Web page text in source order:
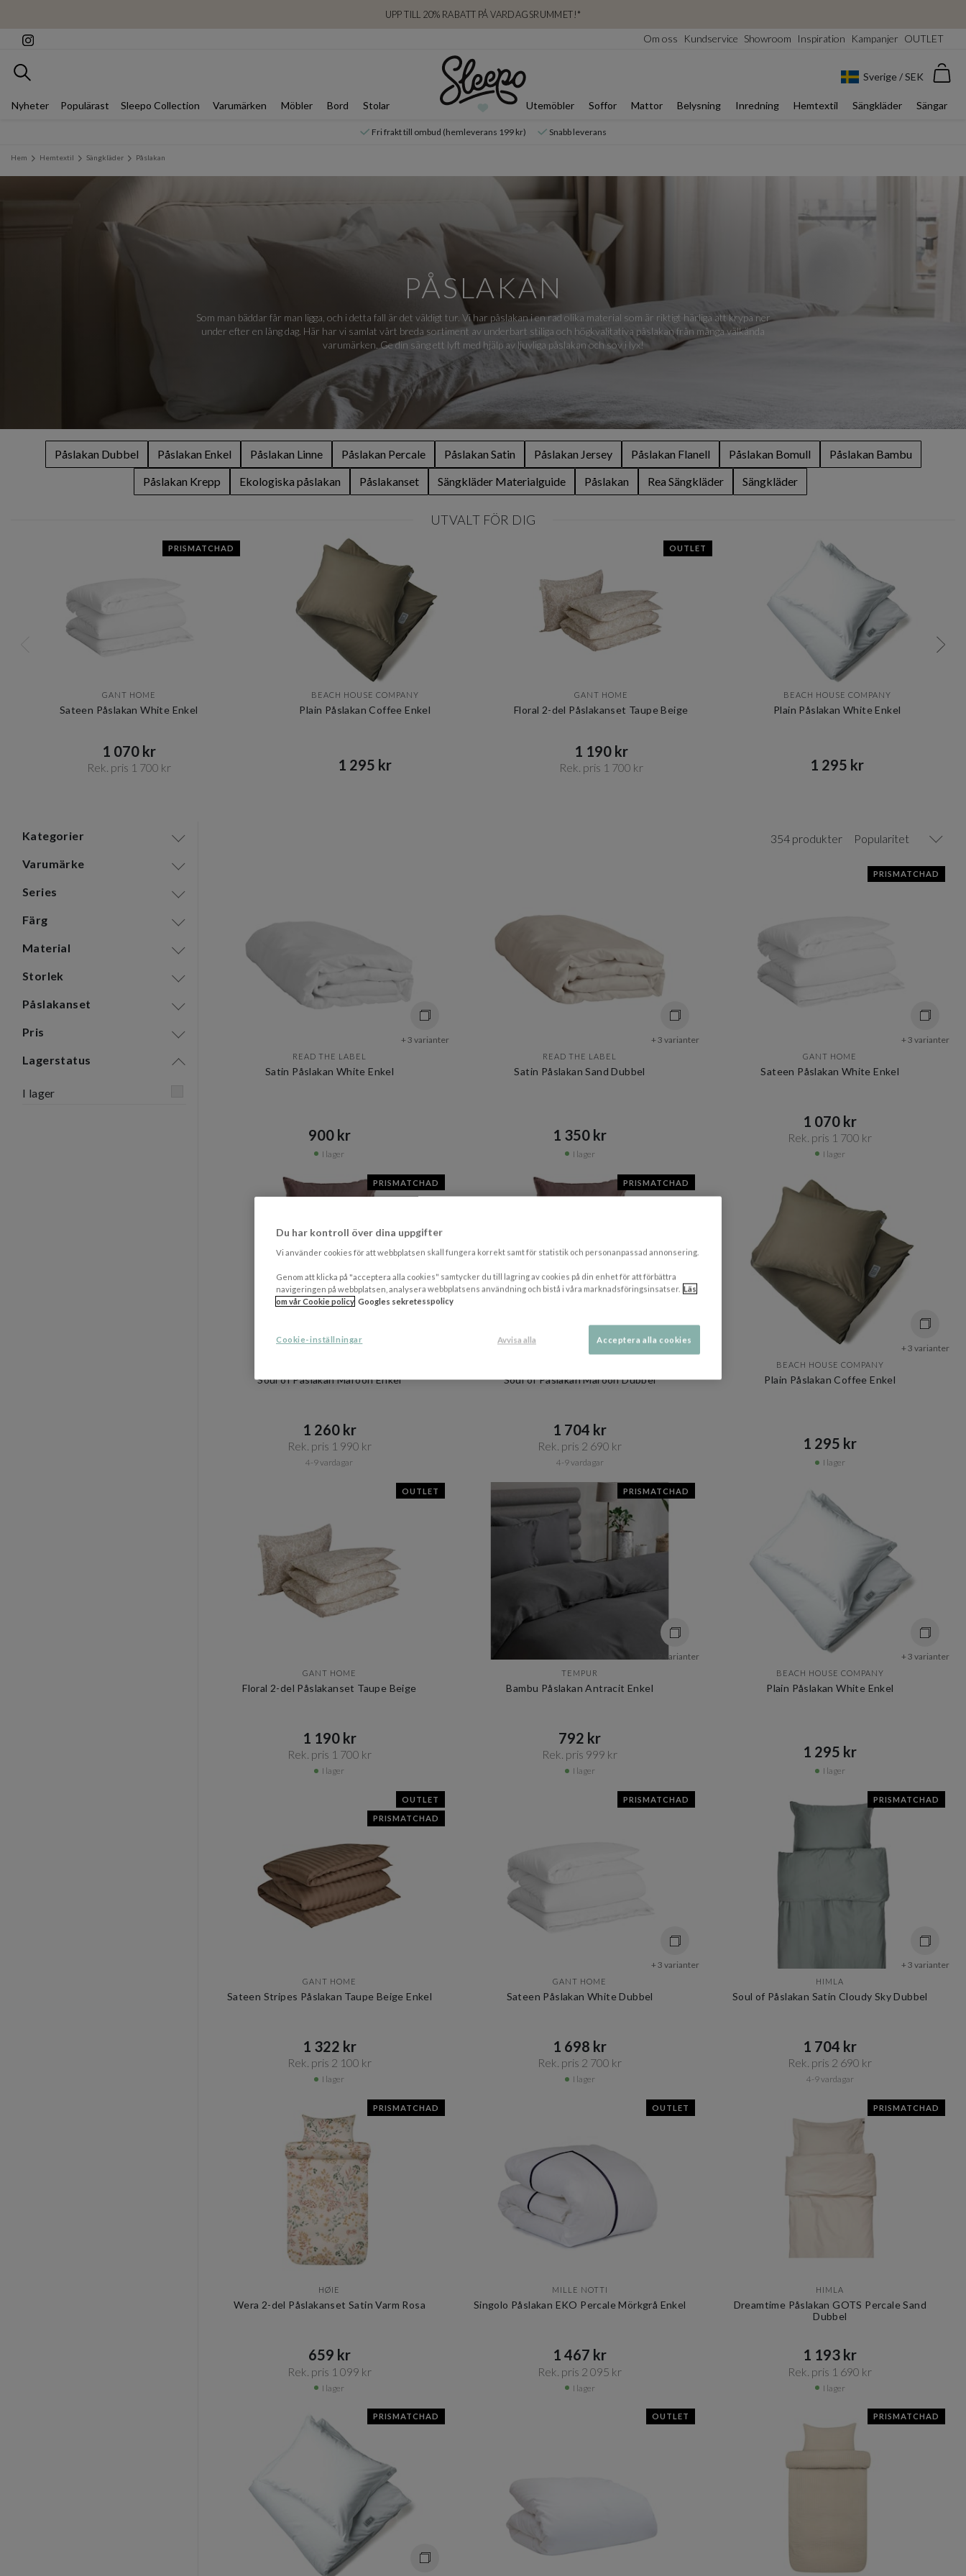
UPP TILL 20% RABATT PÅ VARDAGSRUMMET!*
Om oss Kundservice Showroom Inspiration Kampanjer OUTLET
Sök Sverige / SEK
Nyheter Populärast Sleepo Collection Varumärken Möbler Bord Stolar Utemöbler Soffor Mattor Belysning Inredning Hemtextil Sängkläder Sängar
Fri frakt till ombud (hemleverans 199 kr) Snabb leverans
Hem Hemtextil Sängkläder Påslakan
PÅSLAKAN
Som man bäddar får man ligga, och i detta fall är det väldigt tur. Vi har påslakan i en rad olika material som är riktigt härliga att krypa ner
under efter en lång dag. Här har vi samlat vårt breda sortiment av underbart stiliga och högkvalitativa påslakan från många välkända
varumärken. Ge din säng ett lyft med hjälp av ljuvliga påslakan och sov i lyx!
Påslakan Dubbel Påslakan Enkel Påslakan Linne Påslakan Percale Påslakan Satin Påslakan Jersey Påslakan Flanell Påslakan Bomull
Påslakan Bambu
Påslakan Krepp
Ekologiska påslakan Påslakanset Sängkläder Materialguide Påslakan Rea Sängkläder Sängkläder
UTVALT FÖR DIG
PRISMATCHAD
GANT HOME
Sateen Påslakan White Enkel
1 070 kr​​
Rek. pris 1 700 kr​​
BEACH HOUSE COMPANY
Plain Påslakan Coffee Enkel
1 295 kr​​
OUTLET
GANT HOME
Floral 2-del Påslakanset Taupe Beige
1 190 kr​​
Rek. pris 1 700 kr​​
BEACH HOUSE COMPANY
Plain Påslakan White Enkel
1 295 kr​​
Kategorier
Varumärke
Series
Färg
Material
Storlek
Påslakanset
Pris
Lagerstatus
I lager
354 produkter Popularitet
+ 3 varianter
READ THE LABEL
Satin Påslakan White Enkel
900 kr​​
I lager
+ 3 varianter
READ THE LABEL
Satin Påslakan Sand Dubbel
1 350 kr​​
I lager
PRISMATCHAD
+ 3 varianter
GANT HOME
Sateen Påslakan White Enkel
1 070 kr​​
Rek. pris 1 700 kr​​
I lager
PRISMATCHAD
Soul of Påslakan Maroon Enkel
1 260 kr​​
Rek. pris 1 990 kr​​
4-9 vardagar
PRISMATCHAD
Soul of Påslakan Maroon Dubbel
1 704 kr​​
Rek. pris 2 690 kr​​
4-9 vardagar
+ 3 varianter
BEACH HOUSE COMPANY
Plain Påslakan Coffee Enkel
1 295 kr​​
I lager
OUTLET
GANT HOME
Floral 2-del Påslakanset Taupe Beige
1 190 kr​​
Rek. pris 1 700 kr​​
I lager
PRISMATCHAD
+ 2 varianter
TEMPUR
Bambu Påslakan Antracit Enkel
792 kr​​
Rek. pris 999 kr​​
I lager
+ 3 varianter
BEACH HOUSE COMPANY
Plain Påslakan White Enkel
1 295 kr​​
I lager
OUTLET
PRISMATCHAD
GANT HOME
Sateen Stripes Påslakan Taupe Beige Enkel
1 322 kr​​
Rek. pris 2 100 kr​​
I lager
PRISMATCHAD
+ 3 varianter
GANT HOME
Sateen Påslakan White Dubbel
1 698 kr​​
Rek. pris 2 700 kr​​
I lager
PRISMATCHAD
+ 3 varianter
HIMLA
Soul of Påslakan Satin Cloudy Sky Dubbel
1 704 kr​​
Rek. pris 2 690 kr​​
4-9 vardagar
PRISMATCHAD
HØIE
Wera 2-del Påslakanset Satin Varm Rosa
659 kr​​
Rek. pris 1 099 kr​​
I lager
OUTLET
MILLE NOTTI
Singolo Påslakan EKO Percale Mörkgrå Enkel
1 467 kr​​
Rek. pris 2 095 kr​​
I lager
PRISMATCHAD
HIMLA
Dreamtime Påslakan GOTS Percale Sand
Dubbel
1 193 kr​​
Rek. pris 1 690 kr​​
I lager
PRISMATCHAD OUTLET PRISMATCHAD
Du har kontroll över dina uppgifter
Vi använder cookies för att webbplatsen skall fungera korrekt samt för statistik och personanpassad annonsering.
Genom att klicka på "acceptera alla cookies" samtycker du till lagring av cookies på din enhet för att förbättra
navigeringen på webbplatsen, analysera webbplatsens användning och bistå i våra marknadsföringsinsatser. Läs
om vår Cookie policy Googles sekretesspolicy
Cookie-inställningar Avvisa alla Acceptera alla cookies